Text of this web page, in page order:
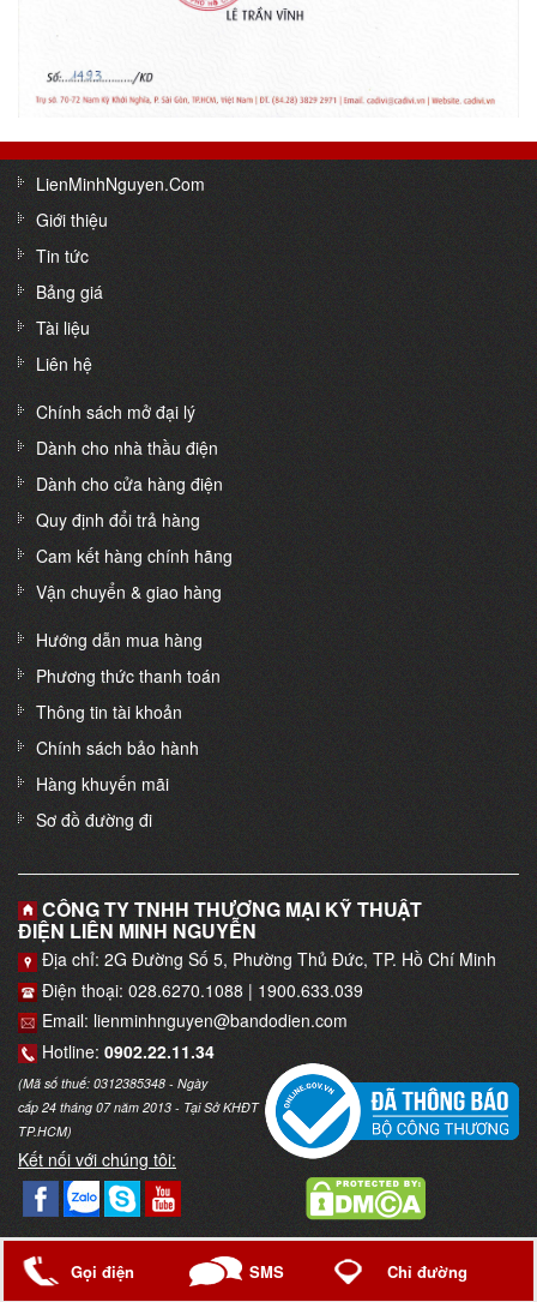
LienMinhNguyen.Com
Giới thiệu
Tin tức
Bảng giá
Tài liệu
Liên hệ
Chính sách mở đại lý
Dành cho nhà thầu điện
Dành cho cửa hàng điện
Quy định đổi trả hàng
Cam kết hàng chính hãng
Vận chuyển & giao hàng
Hướng dẫn mua hàng
Phương thức thanh toán
Thông tin tài khoản
Chính sách bảo hành
Hàng khuyến mãi
Sơ đồ đường đi
CÔNG TY TNHH THƯƠNG MẠI KỸ THUẬT
ĐIỆN LIÊN MINH NGUYỄN
Địa chỉ: 2G Đường Số 5, Phường Thủ Đức, TP. Hồ Chí Minh
Điện thoại: 028.6270.1088 | 1900.633.039
Email: lienminhnguyen@bandodien.com
Hotline: 0902.22.11.34
(Mã số thuế: 0312385348 - Ngày
cấp 24 tháng 07 năm 2013 - Tại Sở KHĐT
TP.HCM)
Kết nối với chúng tôi:
Copyright © 2017 Trung tâm thiết bị điện. Thiết kế bởiWeb Bảo
Lộc
Gọi điện SMS Chỉ đường